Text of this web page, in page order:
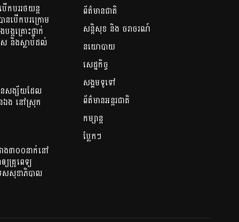
កបររថយន្ត
នបើកបរក្រោម
កគ្រោះថ្នាក់
និងស្លាប់ដល់
នសង្ស័យដែល
នឯង នៅស្រុក
ង៣០០នាក់នៅ
គ្រូពេទ្យ
សសុខាភិបាល
ព័ត៌មានជាតិ
សន្តិសុខ និង ចរាចរណ៍
នយោបាយ
សេដ្ឋកិច្ច
សង្គមទូទៅ
ព័ត៌មានអន្តរជាតិ
កម្សាន្ត
ប្លែកៗ